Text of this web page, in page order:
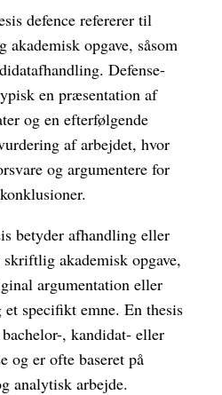
defence refererer til
opgave, såsom
Defense-
en præsentation af
og en efterfølgende
af arbejdet, hvor
og argumentere for
betyder afhandling eller
akademisk opgave,
argumentation eller
specifikt emne. En thesis
, kandidat- eller
og er ofte baseret på
analytisk arbejde.